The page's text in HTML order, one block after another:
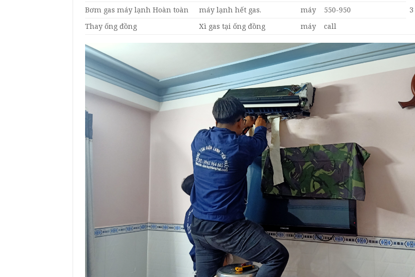
Bơm gas máy lạnh Hoàn toàn máy lạnh hết gas. máy
550-950
Thay ống đồng
Xì gas tại ống đồng máy call